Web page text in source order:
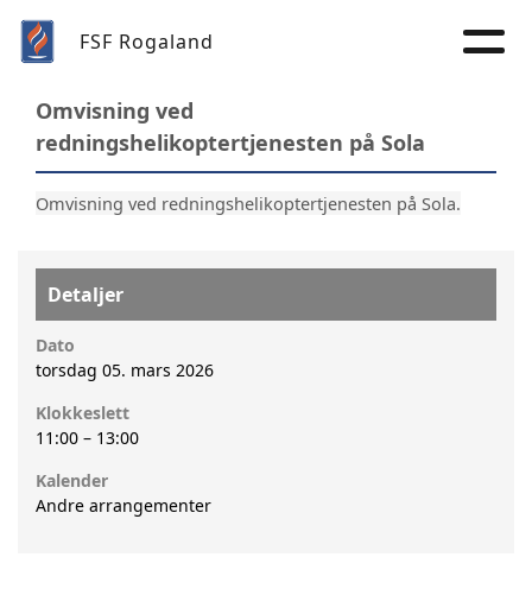
FSF Rogaland
Omvisning ved
redningshelikoptertjenesten på Sola
Omvisning ved redningshelikoptertjenesten på Sola.
Detaljer
Dato
torsdag 05. mars 2026
Klokkeslett
11:00 – 13:00
Kalender
Andre arrangementer